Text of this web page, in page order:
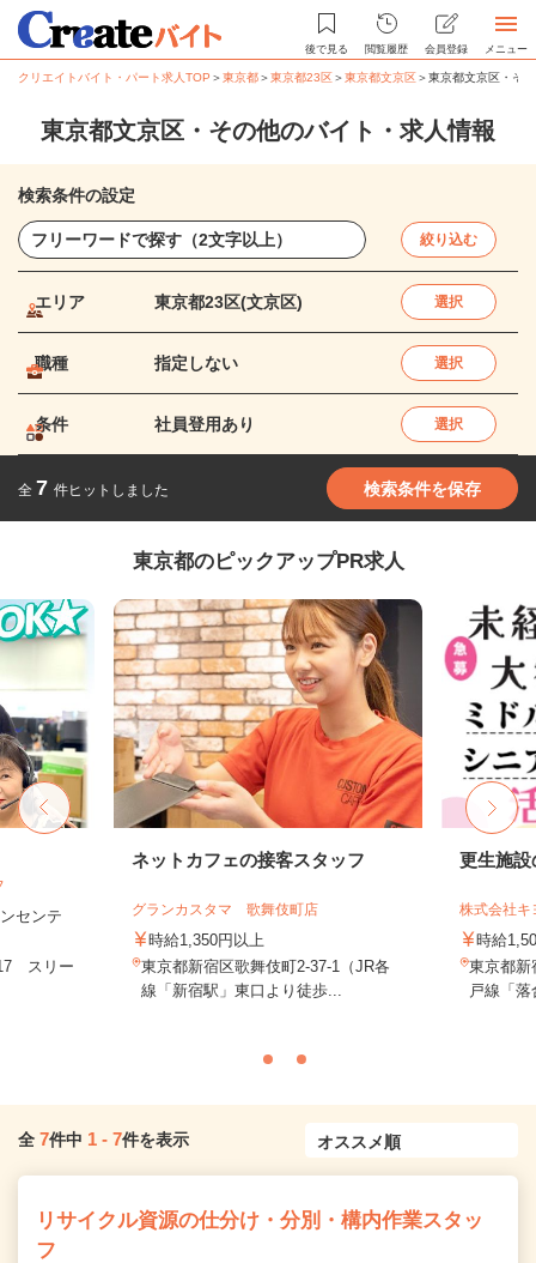
後で見る 閲覧履歴 会員登録 メニュー
クリエイトバイト・パート求人TOP ＞東京都＞東京都23区＞東京都文京区＞東京都文京区・そ
東京都文京区・その他のバイト・求人情報
検索条件の設定
絞り込む
エリア 東京都23区(文京区) 選択
職種 指定しない 選択
条件 社員登用あり 選択
全 7 件ヒットしました 検索条件を保存
東京都のピックアップPR求人
センテ
スリー
ネットカフェの接客スタッフ
グランカスタマ 歌舞伎町店
時給1,350円以上
東京都新宿区歌舞伎町2-37-1（JR各
線「新宿駅」東口より徒歩...
更生施設
株式会社キ
時給
東京都新
戸線「
全 7件中 1 - 7件を表示
リサイクル資源の仕分け・分別・構内作業スタッ
フ